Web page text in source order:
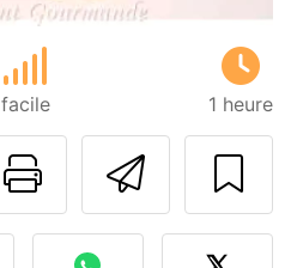
facile 1 heure
Imprimer
une
photo de